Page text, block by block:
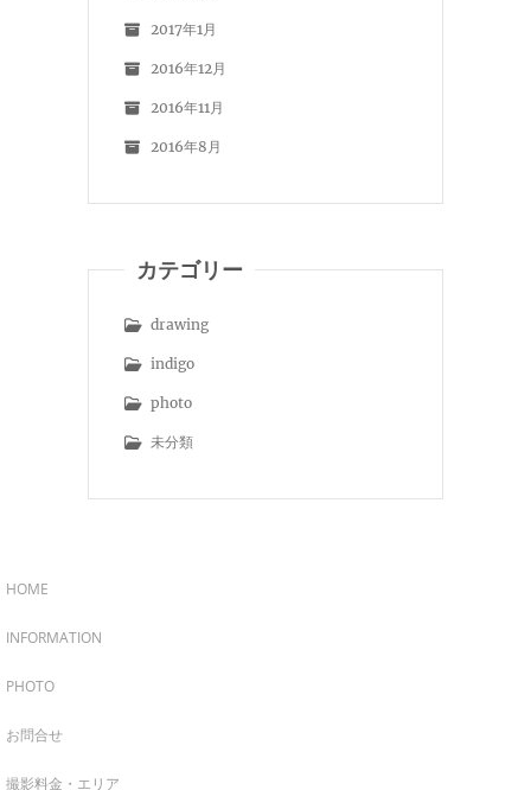
2017年1月
2016年12月
2016年11月
2016年8月
カテゴリー
drawing
indigo
photo
未分類
HOME
INFORMATION
PHOTO
お問合せ
撮影料金・エリア